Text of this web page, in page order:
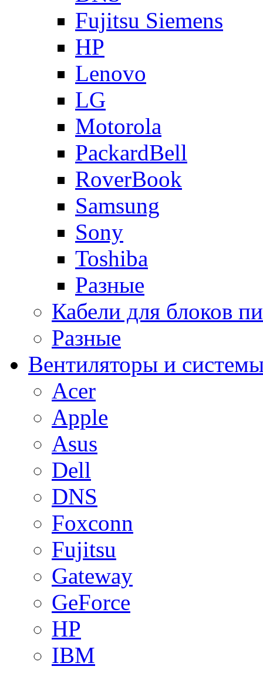
Fujitsu Siemens
HP
Lenovo
LG
Motorola
PackardBell
RoverBook
Samsung
Sony
Toshiba
Разные
Кабели для блоков
Разные
Вентиляторы и
Acer
Apple
Asus
Dell
DNS
Foxconn
Fujitsu
Gateway
GeForce
HP
IBM